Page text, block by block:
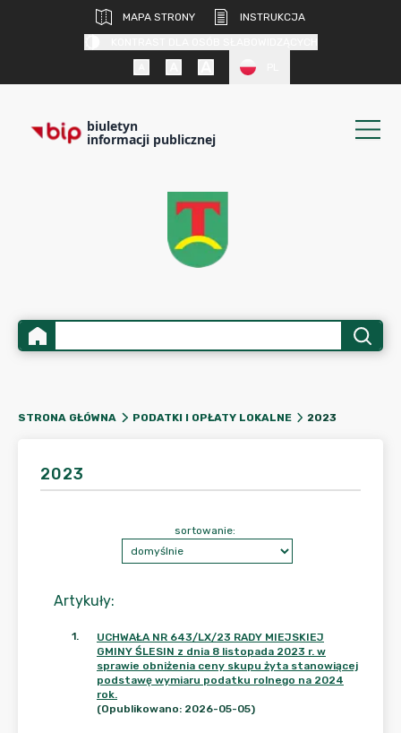
MAPA STRONY
INSTRUKCJA
biuletyn
informacji publicznej
STRONA GŁÓWNA PODATKI I OPŁATY LOKALNE 2023
2023
Artykuły:
sortowanie:
1.
UCHWAŁA NR 643/LX/23 RADY MIEJSKIEJ
GMINY ŚLESIN z dnia 8 listopada 2023 r. w
sprawie obniżenia ceny skupu żyta stanowiącej
podstawę wymiaru podatku rolnego na 2024
rok.
(Opublikowano: 2026-05-05)